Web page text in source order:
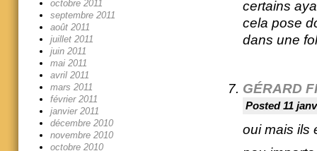
certains
cela pose
dans une
GÉRARD
Posted 11
oui mais ils
octobre 2011
septembre 2011
août 2011
juillet 2011
juin 2011
mai 2011
avril 2011
mars 2011
février 2011
janvier 2011
décembre 2010
novembre 2010
octobre 2010